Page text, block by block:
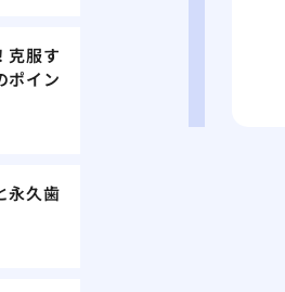
克服す
ポイン
永久歯